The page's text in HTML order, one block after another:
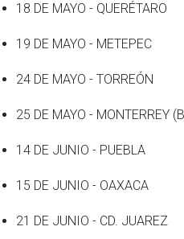
18 DE MAYO - QUERÉTARO
19 DE MAYO - METEPEC
24 DE MAYO - TORREÓN
25 DE MAYO - MONTERREY
14 DE JUNIO - PUEBLA
15 DE JUNIO - OAXACA
21 DE JUNIO - CD. JUAREZ